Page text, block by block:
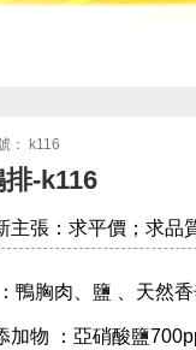
： k116
-k116
主張：求平價；求品
鴨胸肉、鹽 、天然
加物 ：亞硝酸鹽